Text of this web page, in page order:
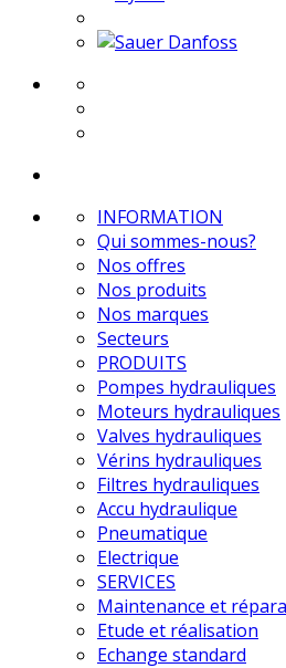
INFORMATION
Qui sommes-nous?
Nos offres
Nos produits
Nos marques
Secteurs
PRODUITS
Pompes hydrauliques
Moteurs hydrauliques
Valves hydrauliques
Vérins hydrauliques
Filtres hydrauliques
Accu hydraulique
Pneumatique
Electrique
SERVICES
Maintenance et
Etude et réalisation
Echange standard